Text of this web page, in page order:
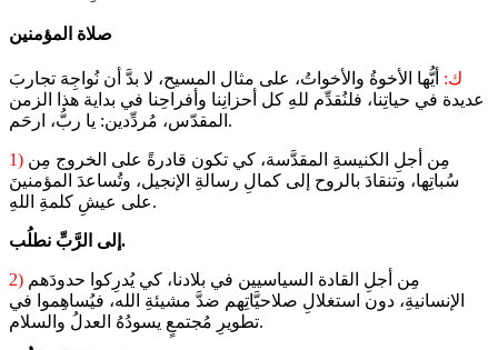
صلاة المؤمنين
ك: أيُّها الأخوةُ والأخواتُ، على مثال المسيح، لا بدَّ أن نُواجِهَ تجاربَ
عديدة في حياتِنا، فلنُقدِّم للهِ كل أحزانِنا وأفراحِنا في بداية هذا الزمن
المقدّس، مُردِّدين: يا ربُّ، ارحَم.
1)
سُباتِها، وتنقادَ بالروح إلى كمالِ رسالةِ الإنجيل، وتُساعدَ المؤمنينَ
على عيشِ كلمةِ اللهِ.
إلى الرَّبِّ نطلُب.
2)
الإنسانيةِ، دون استغلالِ صلاحيَّاتِهم ضدَّ مشيئةِ الله، فيُساهِموا في
تطويرِ مُجتمعٍ يسودُهُ العدلُ والسلام.